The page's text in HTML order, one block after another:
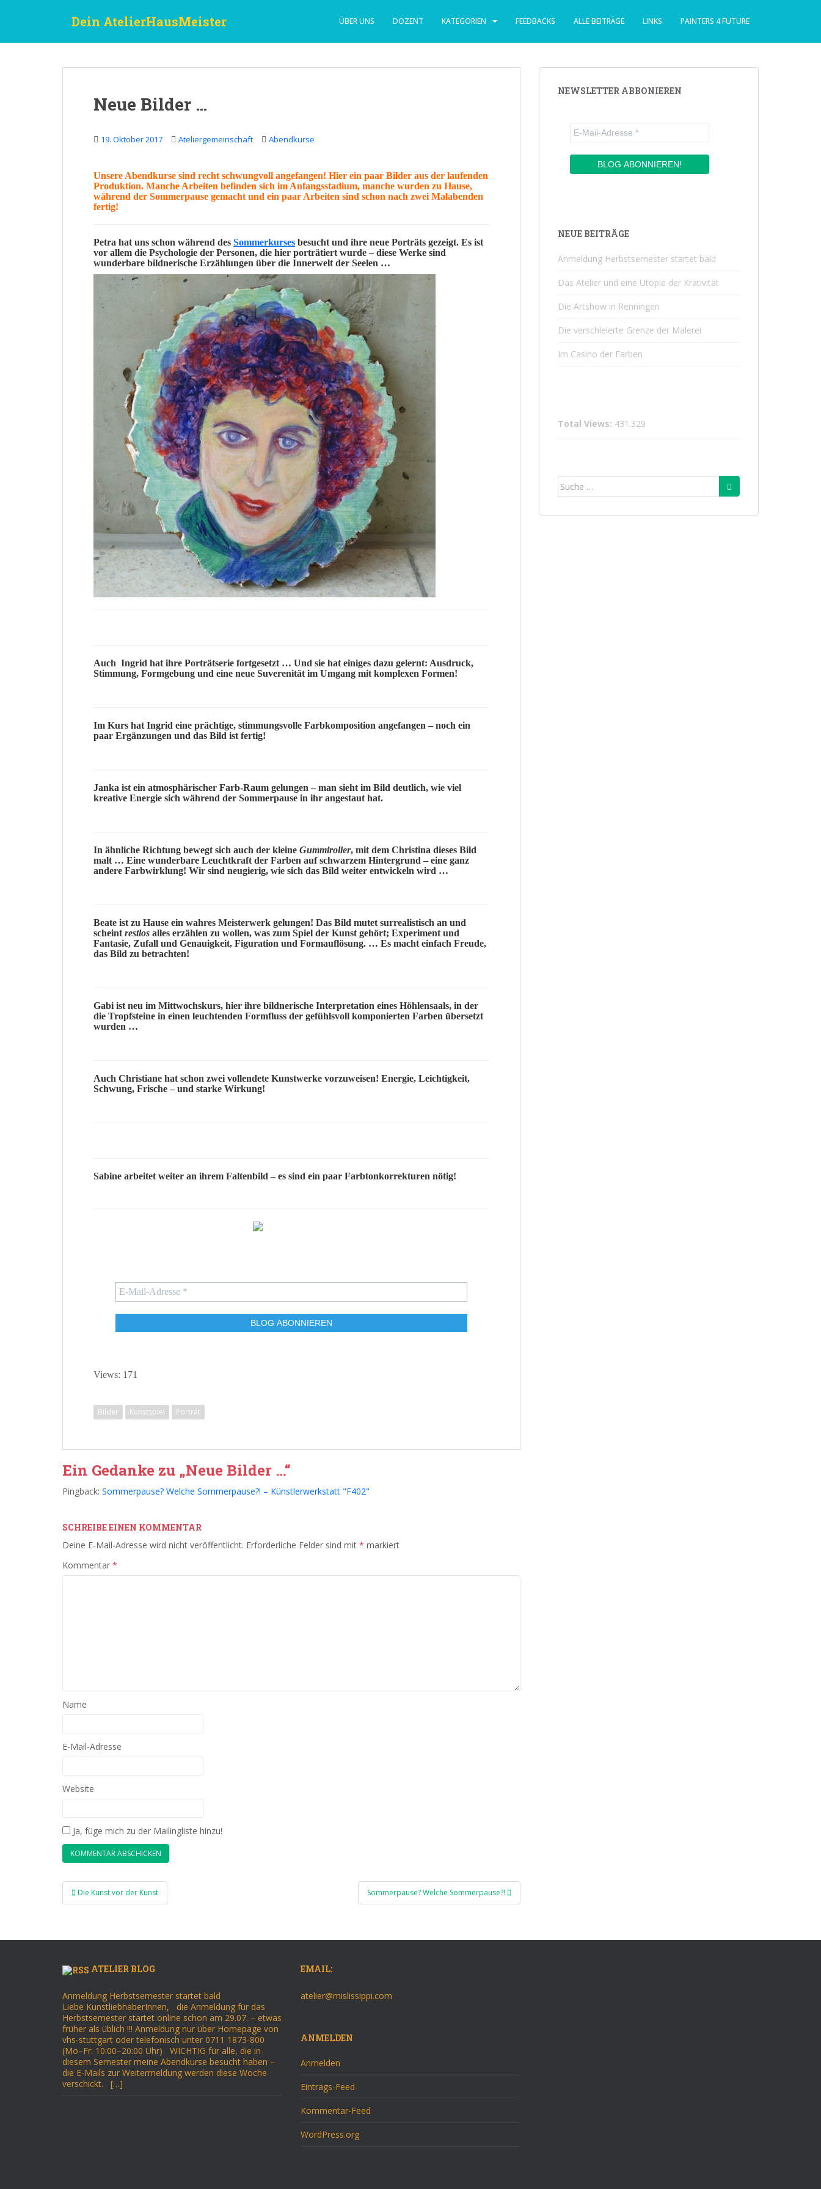
Dein AtelierHausMeister ÜBER UNS DOZENT KATEGORIEN FEEDBACKS ALLE BEITRÄGE LINKS PAINTERS 4 FUTURE
Neue Bilder …
19. Oktober 2017 Ateliergemeinschaft Abendkurse
Unsere Abendkurse sind recht schwungvoll angefangen! Hier ein paar Bilder aus der laufenden
Produktion. Manche Arbeiten befinden sich im Anfangsstadium, manche wurden zu Hause,
während der Sommerpause gemacht und ein paar Arbeiten sind schon nach zwei Malabenden
fertig!
Petra hat uns schon während des Sommerkurses besucht und ihre neue Porträts gezeigt. Es ist
vor allem die Psychologie der Personen, die hier porträtiert wurde – diese Werke sind
wunderbare bildnerische Erzählungen über die Innerwelt der Seelen …
Auch Ingrid hat ihre Porträtserie fortgesetzt … Und sie hat einiges dazu gelernt: Ausdruck,
Stimmung, Formgebung und eine neue Suverenität im Umgang mit komplexen Formen!
Im Kurs hat Ingrid eine prächtige, stimmungsvolle Farbkomposition angefangen – noch ein
paar Ergänzungen und das Bild ist fertig!
Janka ist ein atmosphärischer Farb-Raum gelungen – man sieht im Bild deutlich, wie viel
kreative Energie sich während der Sommerpause in ihr angestaut hat.
In ähnliche Richtung bewegt sich auch der kleine Gummiroller, mit dem Christina dieses Bild
malt … Eine wunderbare Leuchtkraft der Farben auf schwarzem Hintergrund – eine ganz
andere Farbwirklung! Wir sind neugierig, wie sich das Bild weiter entwickeln wird …
Beate ist zu Hause ein wahres Meisterwerk gelungen! Das Bild mutet surrealistisch an und
scheint restlos alles erzählen zu wollen, was zum Spiel der Kunst gehört; Experiment und
Fantasie, Zufall und Genauigkeit, Figuration und Formauflösung. … Es macht einfach Freude,
das Bild zu betrachten!
Gabi ist neu im Mittwochskurs, hier ihre bildnerische Interpretation eines Höhlensaals, in der
die Tropfsteine in einen leuchtenden Formfluss der gefühlsvoll komponierten Farben übersetzt
wurden …
Auch Christiane hat schon zwei vollendete Kunstwerke vorzuweisen! Energie, Leichtigkeit,
Schwung, Frische – und starke Wirkung!
Sabine arbeitet weiter an ihrem Faltenbild – es sind ein paar Farbtonkorrekturen nötig!
Views: 171
Bilder Kunstspiel Porträt
Ein Gedanke zu „Neue Bilder …“
Pingback: Sommerpause? Welche Sommerpause?! – Künstlerwerkstatt "F402"
SCHREIBE EINEN KOMMENTAR
Deine E-Mail-Adresse wird nicht veröffentlicht. Erforderliche Felder sind mit * markiert
Kommentar *
Name
E-Mail-Adresse
Website
Ja, füge mich zu der Mailingliste hinzu!
Beitragsnavigation
Die Kunst vor der Kunst Sommerpause? Welche Sommerpause?!
NEWSLETTER ABBONIEREN
NEUE BEITRÄGE
Anmeldung Herbstsemester startet bald
Das Atelier und eine Utopie der Krativität
Die Artshow in Renningen
Die verschleierte Grenze der Malerei
Im Casino der Farben
Total Views: 431.329
Suche
ATELIER BLOG
Anmeldung Herbstsemester startet bald
Liebe KunstliebhaberInnen, die Anmeldung für das
Herbstsemester startet online schon am 29.07. – etwas
früher als üblich !!! Anmeldung nur über Homepage von
vhs-stuttgart oder telefonisch unter 0711 1873-800
(Mo–Fr: 10:00–20:00 Uhr) WICHTIG für alle, die in
diesem Semester meine Abendkurse besucht haben –
die E-Mails zur Weitermeldung werden diese Woche
verschickt. […]
EMAIL:
atelier@mislissippi.com
ANMELDEN
Anmelden
Eintrags-Feed
Kommentar-Feed
WordPress.org